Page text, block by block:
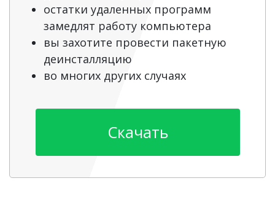
остатки удаленных программ
замедлят работу компьютера
вы захотите провести пакетную
деинсталляцию
во многих других случаях
Скачать